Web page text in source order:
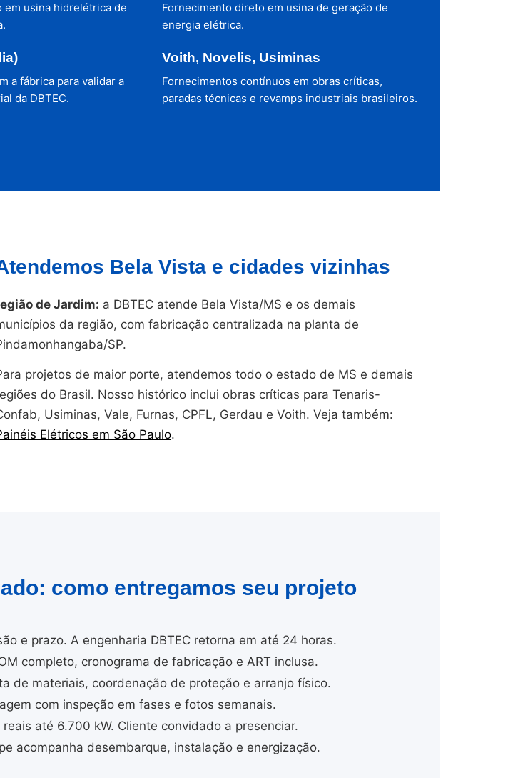
em usina hidrelétrica de
Fornecimento direto em usina de geração de
energia elétrica.
a fábrica para validar a
da DBTEC.
Voith, Novelis, Usiminas
Fornecimentos contínuos em obras críticas,
paradas técnicas e revamps industriais brasileiros.
Bela Vista e cidades vizinhas
de Jardim: a DBTEC atende Bela Vista/MS e os demais
da região, com fabricação centralizada na planta de
SP.
projetos de maior porte, atendemos todo o estado de MS e demais
do Brasil. Nosso histórico inclui obras críticas para Tenaris-
Usiminas, Vale, Furnas, CPFL, Gerdau e Voith. Veja também:
Elétricos em São Paulo.
como entregamos seu projeto
e prazo. A engenharia DBTEC retorna em até 24 horas.
completo, cronograma de fabricação e ART inclusa.
de materiais, coordenação de proteção e arranjo físico.
com inspeção em fases e fotos semanais.
até 6.700 kW. Cliente convidado a presenciar.
acompanha desembarque, instalação e energização.